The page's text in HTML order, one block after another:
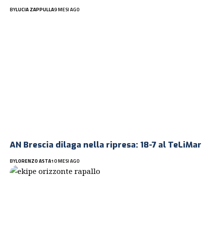
BYLUCIA ZAPPULLA9 MESI AGO
AN Brescia dilaga nella ripresa: 18-7 al TeLiMar
BYLORENZO ASTA10 MESI AGO